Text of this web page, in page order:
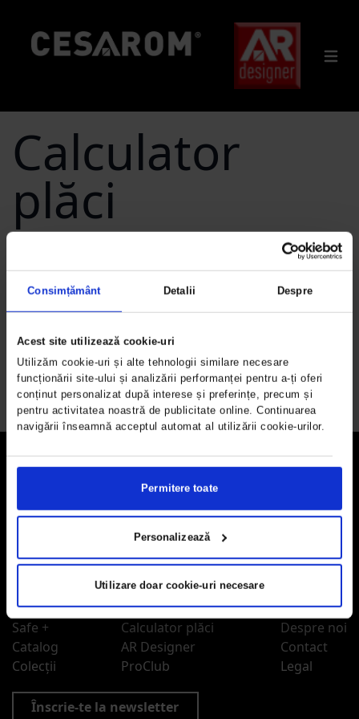
Consimțământ Detalii Despre
Acest site utilizează cookie-uri
Utilizăm cookie-uri și alte tehnologii similare necesare
funcționării site-ului și analizării performanței pentru a-ți oferi
conținut personalizat după interese și preferințe, precum și
pentru activitatea noastră de publicitate online. Continuarea
navigării înseamnă acceptul automat al utilizării cookie-urilor.
Permitere toate
Personalizează
Utilizare doar cookie-uri necesare
Calculator
plăci
Dimensiunea plăcilor:
CESAROM® este un brand românesc cu o istorie de peste 60 de ani, care
îmbină tradiția cu inovația și creativitatea pentru a pune la dispoziție soluții
care să te inspire în fiecare zi.
Produse
Safe +
Catalog
Colecții
De unde cumpăr
Calculator plăci
AR Designer
ProClub
Blog
Despre noi
Contact
Legal
Înscrie-te la newsletter